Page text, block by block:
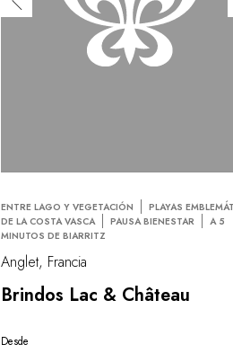
ENTRE LAGO Y VEGETACIÓN
PLAYAS
DE LA COSTA VASCA
PAUSA BIENESTAR
A 5
MINUTOS DE BIARRITZ
Anglet, Francia
Brindos Lac & Château
Desde